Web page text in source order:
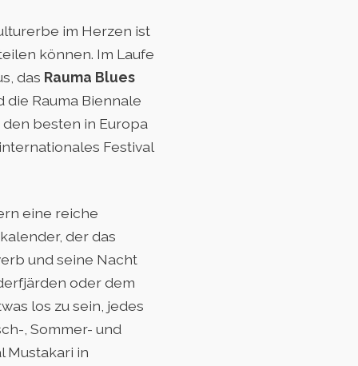
im Herzen ist
können. Im Laufe
das Rauma Blues
die Rauma Biennale
den besten in Europa
Festival
eine reiche
der das
und seine Nacht
oder dem
los zu sein, jedes
, Sommer- und
Mustakari in